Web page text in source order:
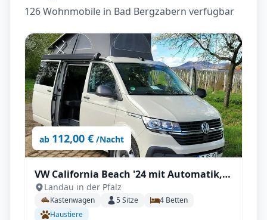
126 Wohnmobile in Bad Bergzabern verfügbar
ab 112,00 € /Nacht
VW California Beach '24 mit Automatik,
Markise, Aufstelldach uvm.
Landau in der Pfalz
Kastenwagen 5Sitze 4 Betten
Haustiere